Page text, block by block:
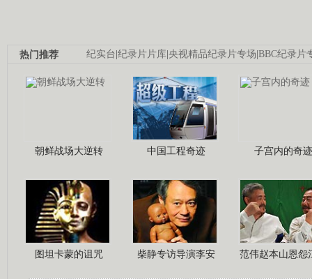
纪实台 纪录片片库 央视精品纪录片专场 BBC纪录片
热门推荐
朝鲜战场大逆转 中国工程奇迹 子宫内的奇迹
图坦卡蒙的诅咒 柴静专访导演李安 范伟赵本山恩怨